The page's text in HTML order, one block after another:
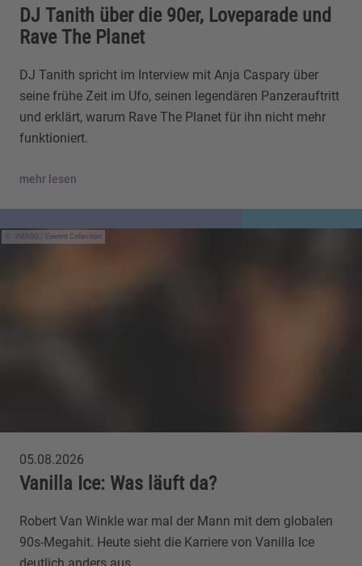
DJ Tanith über die 90er, Loveparade und
Rave The Planet
DJ Tanith spricht im Interview mit Anja Caspary über
seine frühe Zeit im Ufo, seinen legendären Panzerauftritt
und erklärt, warum Rave The Planet für ihn nicht mehr
funktioniert.
mehr lesen
IMAGO / Everett Collection
05.08.2026
Vanilla Ice: Was läuft da?
Robert Van Winkle war mal der Mann mit dem globalen
90s-Megahit. Heute sieht die Karriere von Vanilla Ice